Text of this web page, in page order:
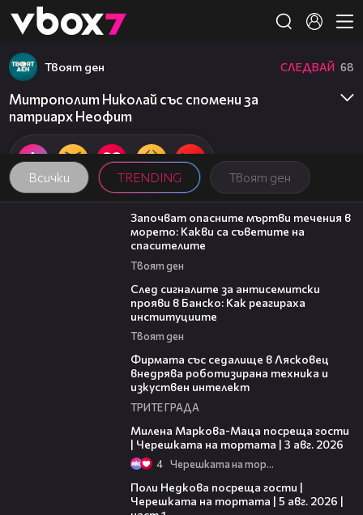
👾
Всички TRENDING Твоят ден
Твоят ден СЛЕДВАЙ 68
Митрополит Николай със спомени за
патриарх Неофит
03:59
Започват опасните мъртви течения в
морето: Какви са съветите на
спасителите
Твоят ден
След сигналите за антисемитски
прояви в Банско: Как реагираха
институциите
Твоят ден
Фирмата със седалище в Лясковец
внедрява роботизирана техника и
изкуствен интелект
ТРИТЕ ГРАДА
Милена Маркова-Маца посреща гости
| Черешката на тортата | 3 авг. 2026
4 Черешката на тортата
Поли Недкова посреща гости |
Черешката на тортата | 5 авг. 2026 |